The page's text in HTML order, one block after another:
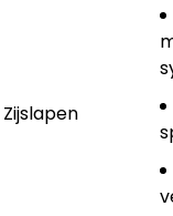
Zijslapen